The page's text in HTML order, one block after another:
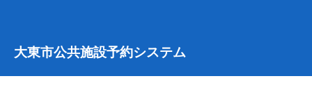
大東市公共施設予約システム